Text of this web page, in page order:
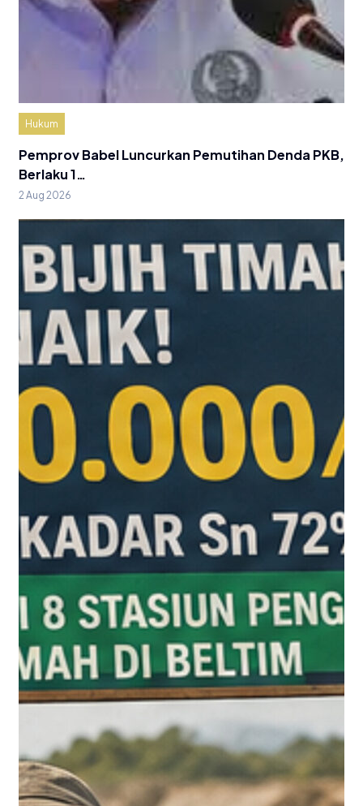
Hukum
Pemprov Babel Luncurkan Pemutihan Denda PKB,
Berlaku 1…
2 Aug 2026